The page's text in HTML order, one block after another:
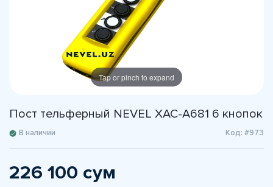
Tap or pinch to expand
Пост тельферный NEVEL XAC-A681 6 кнопок
В наличии Код: #973
226 100 сум